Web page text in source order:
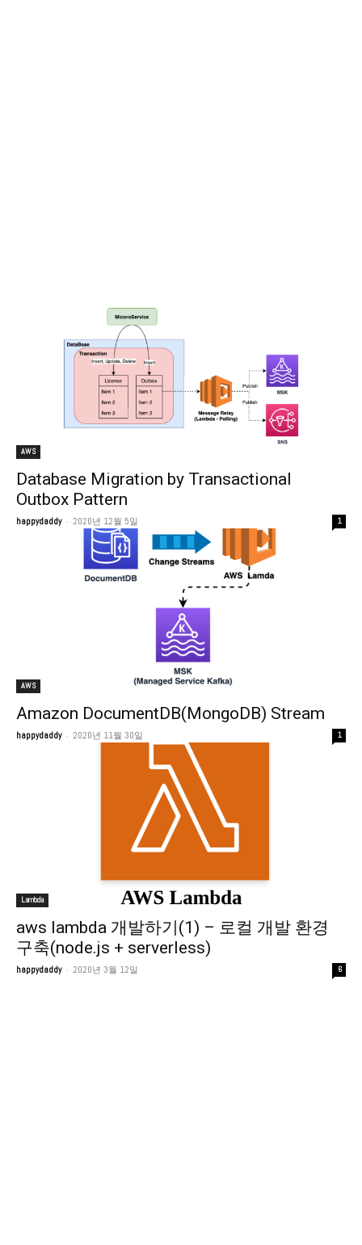
AWS
Database Migration by Transactional
Outbox Pattern
happydaddy - 2020년 12월 5일 1
AWS
Amazon DocumentDB(MongoDB) Stream
happydaddy - 2020년 11월 30일 1
Lambda
aws lambda 개발하기(1) – 로컬 개발 환경
구축(node.js + serverless)
happydaddy - 2020년 3월 12일 6